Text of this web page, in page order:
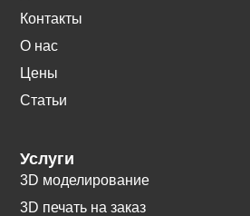
Контакты
О нас
Цены
Статьи
Услуги
3D моделирование
3D печать на заказ